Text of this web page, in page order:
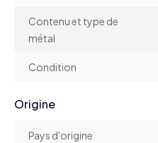
Contenu et type de
métal
Condition
Origine
Pays d'origine